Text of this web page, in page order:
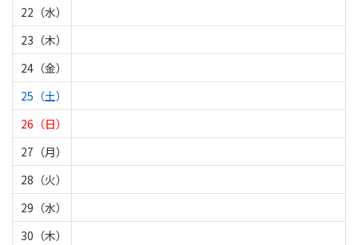
22（水）
23（木）
24（金）
25（土）
26（日）
27（月）
28（火）
29（水）
30（木）